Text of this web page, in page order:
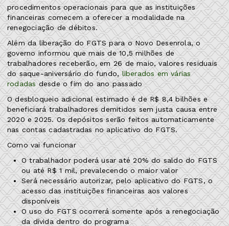
procedimentos operacionais para que as instituições
financeiras comecem a oferecer a modalidade na
renegociação de débitos.
Além da liberação do FGTS para o Novo Desenrola, o
governo informou que mais de 10,5 milhões de
trabalhadores receberão, em 26 de maio, valores residuais
do saque-aniversário do fundo,liberados em várias
rodadasdesde o fim do ano passado
O desbloqueio adicional estimado é de R$ 8,4 bilhões e
beneficiará trabalhadores demitidos sem justa causa entre
2020 e 2025. Os depósitos serão feitos automaticamente
nas contas cadastradas no aplicativo do FGTS.
Como vai funcionar
O trabalhador poderá usar até 20% do saldo do FGTS
ou até R$ 1 mil, prevalecendo o maior valor
Será necessário autorizar, pelo aplicativo do FGTS, o
acesso das instituições financeiras aos valores
disponíveis
O uso do FGTS ocorrerá somente após a renegociação
da dívida dentro do programa